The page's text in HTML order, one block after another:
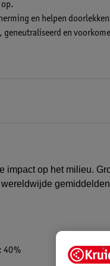
op.
en helpen
en
het verband stevig
impact op het milieu.
40%